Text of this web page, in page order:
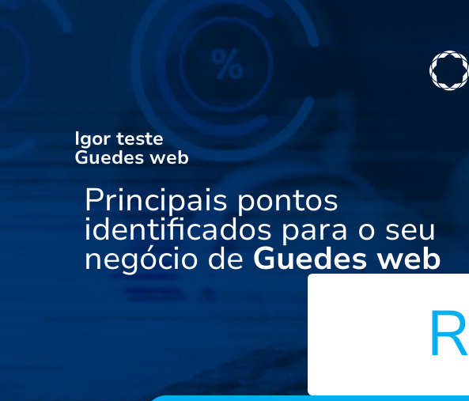
Igor teste
Guedes web
Principais pontos
identificados para o seu
negócio de Guedes web